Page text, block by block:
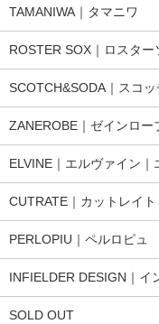
TAMANIWA｜タマニワ
ROSTER SOX｜ロスター
SCOTCH&SODA｜スコ
ZANEROBE｜ゼインロー
ELVINE｜エルヴァイン｜
CUTRATE｜カットレイト
PERLOPIU｜ペルロピュ
INFIELDER DESIGN｜イ
SOLD OUT